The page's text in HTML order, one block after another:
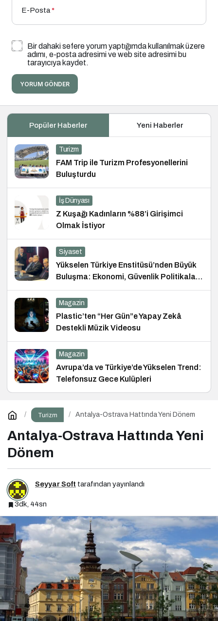
E-Posta*
Bir dahaki sefere yorum yaptığımda kullanılmak üzere
adımı, e-posta adresimi ve web site adresimi bu
tarayıcıya kaydet.
YORUM GÖNDER
Popüler Haberler Yeni Haberler
Turizm
FAM Trip ile Turizm Profesyonellerini
Buluşturdu
İş Dünyası
Z Kuşağı Kadınların %88’i Girişimci
Olmak İstiyor
Siyaset
Yükselen Türkiye Enstitüsü’nden Büyük
Buluşma: Ekonomi, Güvenlik Politikaları
ve Hukuk Konferansı
Magazin
Plastic’ten “Her Gün”e Yapay Zekâ
Destekli Müzik Videosu
Magazin
Avrupa’da ve Türkiye’de Yükselen Trend:
Telefonsuz Gece Kulüpleri
Turizm Antalya-Ostrava Hattında Yeni Dönem
Antalya-Ostrava Hattında Yeni
Dönem
Seyyar Soft tarafından yayınlandı
3dk, 44sn